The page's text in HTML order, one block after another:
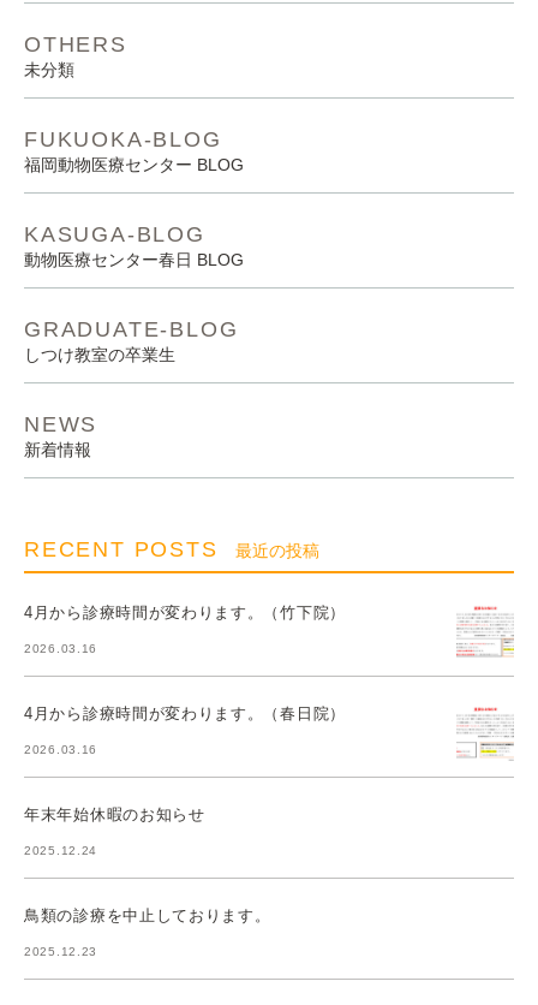
OTHERS
未分類
FUKUOKA-BLOG
福岡動物医療センター BLOG
KASUGA-BLOG
動物医療センター春日 BLOG
GRADUATE-BLOG
しつけ教室の卒業生
NEWS
新着情報
RECENT POSTS 最近の投稿
4月から診療時間が変わります。（竹下院）
2026.03.16
4月から診療時間が変わります。（春日院）
2026.03.16
年末年始休暇のお知らせ
2025.12.24
鳥類の診療を中止しております。
2025.12.23